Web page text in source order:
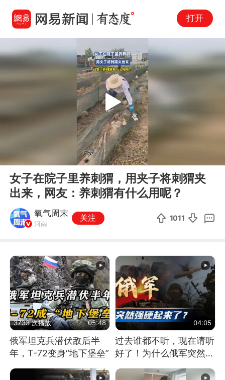
打开
Play
女子在院子里养刺猬，用夹子将刺猬夹
出来，网友：养刺猬有什么用呢？
氧气周末
河南
关注 1011
3733 次播放 05:48
俄军坦克兵潜伏敌后半
年，T-72变身“地下堡垒”
04:05
过去谁都不听，现在请听
好了！为什么俄军突然强
硬起来了？